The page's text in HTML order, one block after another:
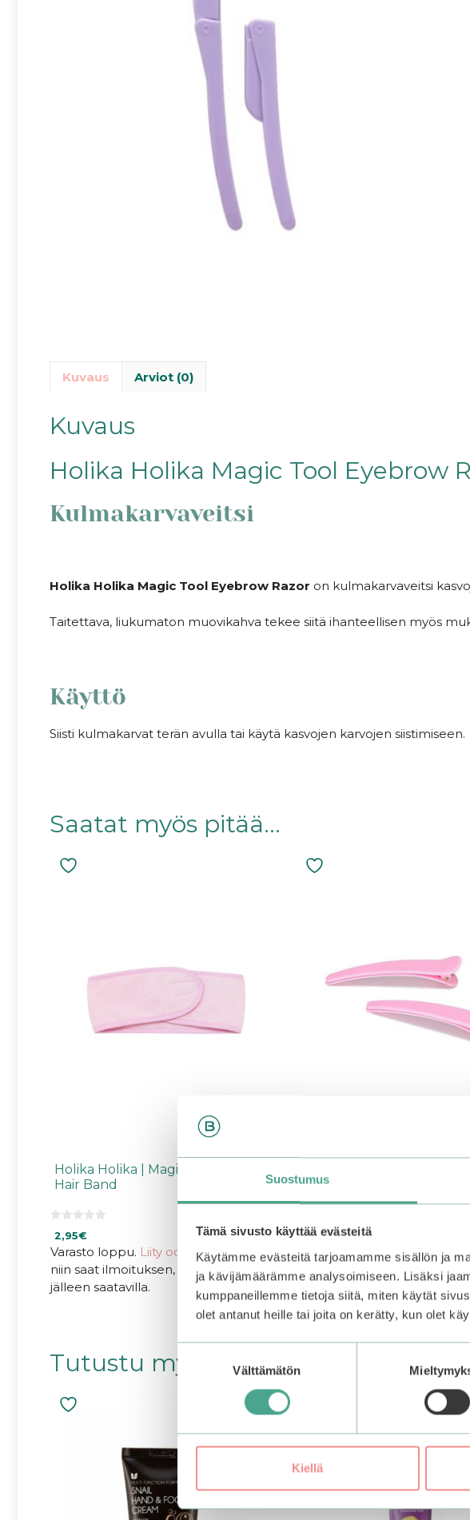
Suostumus
Tämä sivusto käyttää evästeitä
Käytämme evästeitä tarjoamamme sisällön ja
ja kävijämäärämme analysoimiseen. Lisäksi
kumppaneillemme tietoja siitä, miten käytät
olet antanut heille tai joita on kerätty, kun olet
valinta
Välttämätön
Kiellä
Kuvaus Arviot (0)
Kuvaus
Holika Holika Magic Tool Eyebrow
Kulmakarvaveitsi
Holika Holika Magic Tool Eyebrow Razor on kulmakarvaveitsi
Taitettava, liukumaton muovikahva tekee siitä ihanteellisen myös
Käyttö
Siisti kulmakarvat terän avulla tai käytä kasvojen karvojen siistimiseen.
Saatat myös pitää...
Holika Holika | Magic Tool Towel
Hair Band
5
:
s
t
2,95€
Varasto loppu. Liity odotuslistalle tästä,
niin saat ilmoituksen, kun tuote on
jälleen saatavilla.
Tällä
Pincette 2 kpl
5.00
5:stä
2,95€
Lisää ostoskoriin
Tutustu myös